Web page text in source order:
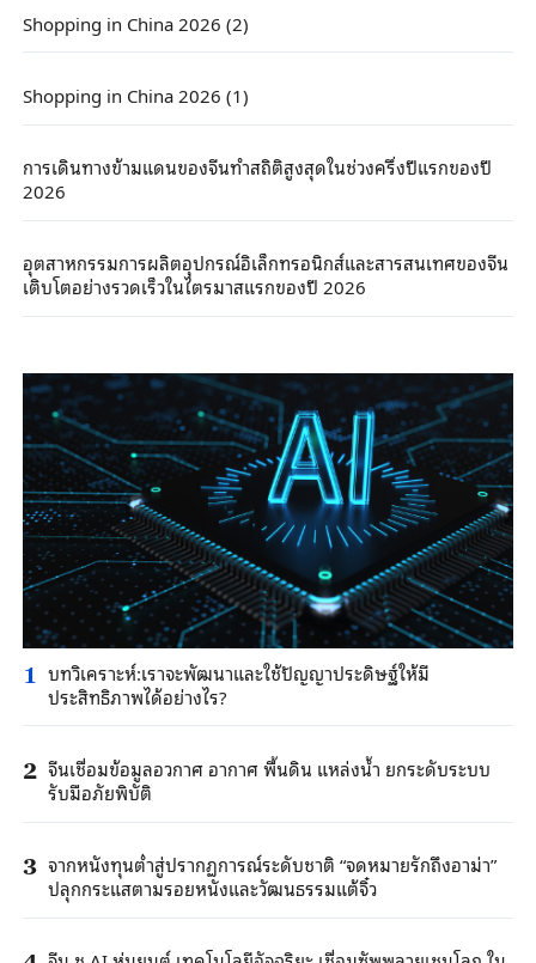
Shopping in China 2026 (2)
Shopping in China 2026 (1)
การเดินทางข้ามแดนของจีนทำสถิติสูงสุดในช่วงครึ่งปีแรกของปี
2026
อุตสาหกรรมการผลิตอุปกรณ์อิเล็กทรอนิกส์และสารสนเทศของจีน
เติบโตอย่างรวดเร็วในไตรมาสแรกของปี 2026
1 บทวิเคราะห์:เราจะพัฒนาและใช้ปัญญาประดิษฐ์ให้มี
ประสิทธิภาพได้อย่างไร?
2 จีนเชื่อมข้อมูลอวกาศ อากาศ พื้นดิน แหล่งน้ำ ยกระดับระบบ
รับมือภัยพิบัติ
3 จากหนังทุนต่ำสู่ปรากฏการณ์ระดับชาติ “จดหมายรักถึงอาม่า”
ปลุกกระแสตามรอยหนังและวัฒนธรรมแต้จิ๋ว